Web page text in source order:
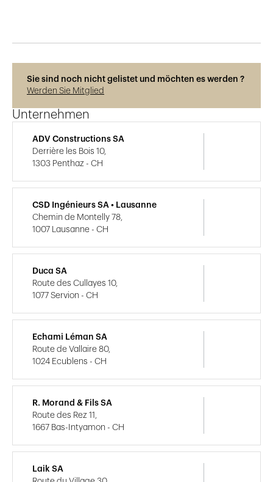
Sie sind noch nicht gelistet und möchten es werden ?
Werden Sie Mitglied
Unternehmen
ADV Constructions SA
Derrière les Bois 10,
1303 Penthaz - CH
CSD Ingénieurs SA • Lausanne
Chemin de Montelly 78,
1007 Lausanne - CH
Duca SA
Route des Cullayes 10,
1077 Servion - CH
Echami Léman SA
Route de Vallaire 80,
1024 Ecublens - CH
R. Morand & Fils SA
Route des Rez 11,
1667 Bas-Intyamon - CH
Laik SA